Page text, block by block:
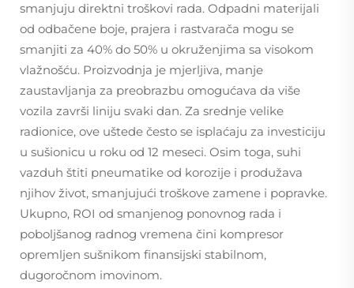
smanjuju direktni troškovi rada. Odpadni materijali
od odbačene boje, prajera i rastvarača mogu se
smanjiti za 40% do 50% u okruženjima sa visokom
vlažnošću. Proizvodnja je mjerljiva, manje
zaustavljanja za preobrazbu omogućava da više
vozila završi liniju svaki dan. Za srednje velike
radionice, ove uštede često se isplaćaju za investiciju
u sušionicu u roku od 12 meseci. Osim toga, suhi
vazduh štiti pneumatike od korozije i produžava
njihov život, smanjujući troškove zamene i popravke.
Ukupno, ROI od smanjenog ponovnog rada i
poboljšanog radnog vremena čini kompresor
opremljen sušnikom finansijski stabilnom,
dugoročnom imovinom.